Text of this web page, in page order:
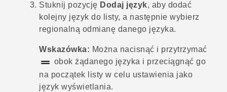
Stuknij pozycję Dodaj język, aby dodać
kolejny język do listy, a następnie wybierz
regionalną odmianę danego języka.
Wskazówka: Można nacisnąć i przytrzymać
obok żądanego języka i przeciągnąć go
na początek listy w celu ustawienia jako
język wyświetlania.